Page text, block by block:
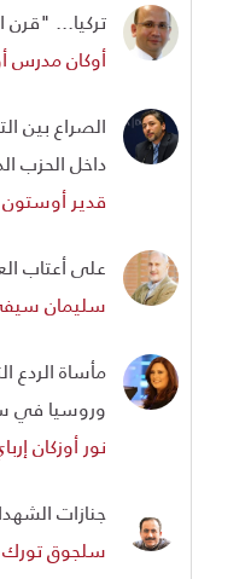
تركيا...
أوكان مدرس
الصراع بين
داخل الحزب
قدير أوستون
على أعتاب
سليمان
مأساة الردع
وروسيا في
نور أوزكان
جنازات
سلجوق تورك